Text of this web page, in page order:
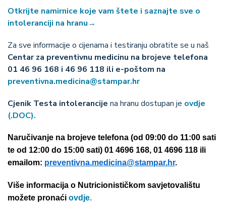
Otkrijte namirnice koje vam štete i saznajte sve o
intoleranciji na hranu→
Za sve informacije o cijenama i testiranju obratite se u naš
Centar za preventivnu medicinu na brojeve telefona
01 46 96 168 i 46 96 118 ili e-poštom na
preventivna.medicina@stampar.hr
Cjenik Testa intolerancije na hranu dostupan je ovdje
(.DOC).
Naručivanje na brojeve telefona (od 09:00 do 11:00 sati
te od 12:00 do 15:00 sati) 01 4696 168, 01 4696 118 ili
emailom: preventivna.medicina@stampar.hr.
Više informacija o Nutricionističkom savjetovalištu
možete pronaći ovdje.